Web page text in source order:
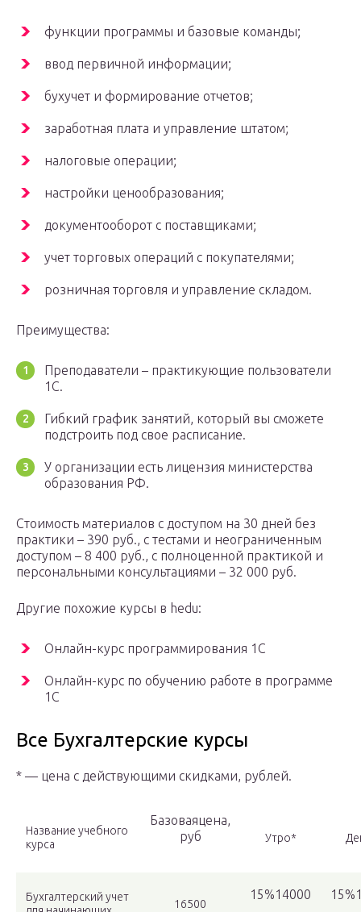
функции программы и базовые команды;
ввод первичной информации;
бухучет и формирование отчетов;
заработная плата и управление штатом;
налоговые операции;
настройки ценообразования;
документооборот с поставщиками;
учет торговых операций с покупателями;
розничная торговля и управление складом.
Преимущества:
Преподаватели – практикующие пользователи
1С.
Гибкий график занятий, который вы сможете
подстроить под свое расписание.
У организации есть лицензия министерства
образования РФ.
Стоимость материалов с доступом на 30 дней без
практики – 390 руб., с тестами и неограниченным
доступом – 8 400 руб., с полноценной практикой и
персональными консультациями – 32 000 руб.
Другие похожие курсы в hedu:
Онлайн-курс программирования 1С
Онлайн-курс по обучению работе в программе
1С
Все Бухгалтерские курсы
* — цена с действующими скидками, рублей.
Название учебного
курса
Базоваяцена,
руб
Утро*
Бухгалтерский учет
16500
15%14000